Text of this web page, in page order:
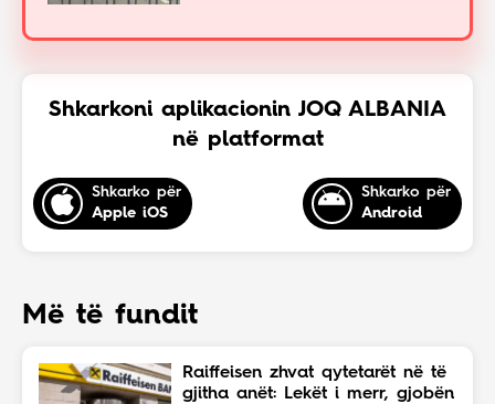
Shkarkoni aplikacionin JOQ ALBANIA
në platformat
Shkarko për
Apple iOS
Shkarko për
Android
Më të fundit
Raiffeisen zhvat qytetarët në të
gjitha anët: Lekët i merr, gjobën